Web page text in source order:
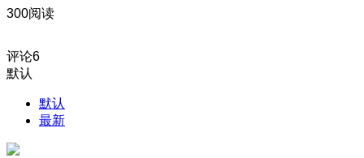
300阅读
评论6
默认
默认
最新